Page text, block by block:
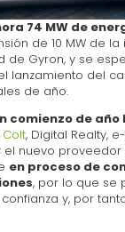
74 MW de
de 10 MW de la
de Gyron, y se
lanzamiento del
de año.
comienzo de año
Colt, Digital Realty,
el nuevo
en proceso de
, por lo que se
y, por